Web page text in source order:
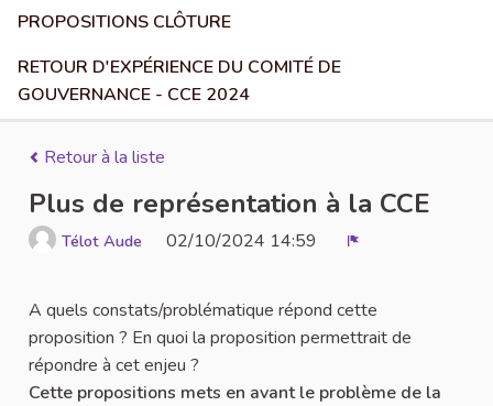
PROPOSITIONS CLÔTURE
RETOUR D'EXPÉRIENCE DU COMITÉ DE
GOUVERNANCE - CCE 2024
Retour à la liste
Plus de représentation à la CCE
Télot Aude 02/10/2024 14:59
A quels constats/problématique répond cette
proposition ? En quoi la proposition permettrait de
répondre à cet enjeu ?
Cette propositions mets en avant le problème de la